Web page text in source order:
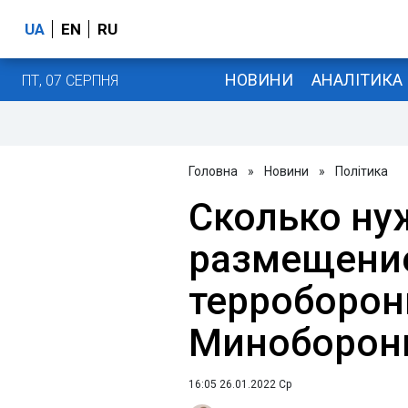
UA EN RU
ПТ, 07 СЕРПНЯ НОВИНИ АНАЛІТИКА
Головна » Новини » Політика
Сколько
16:05 26.01.2022 Ср